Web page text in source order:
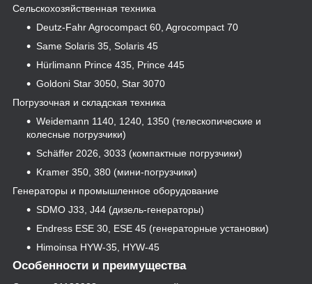
Сельскохозяйственная техника
Deutz-Fahr Agrocompact 60, Agrocompact 70
Same Solaris 35, Solaris 45
Hürlimann Prince 435, Prince 445
Goldoni Star 3050, Star 3070
Погрузочная и складская техника
Weidemann 1140, 1240, 1350 (телескопические и
колесные погрузчики)
Schäffer 2026, 3033 (компактные погрузчики)
Kramer 350, 380 (мини-погрузчики)
Генераторы и промышленное оборудование
SDMO J33, J44 (дизель-генераторы)
Endress ESE 30, ESE 45 (генераторные установки)
Himoinsa HYW-35, HYW-45
Особенности и преимущества